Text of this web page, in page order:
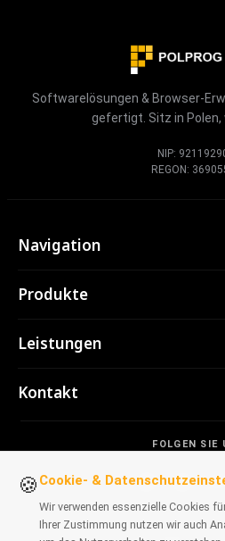
Softwarelösungen & Browser-
gefertigt. Sitz in
NIP:
REGON:
FOLGEN SIE
Navigation
Leistungen
KI-Tools
Frontend
Entwickler-Tools
Produkte
TubePilot
Alle Erweiterungen →
Alle Tools →
WEBSEITEN
Leistungen
Webanwendungen
Browser-Erweiterungen
IT-Beratung
Früheres Portfolio
Kontakt
Warschau, Polen
🍪 Cookie- &
Wir verwenden essenzielle Cookies
Ihrer Zustimmung nutzen wir auch